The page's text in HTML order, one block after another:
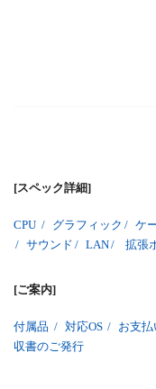
[スペック詳細]
CPU / グラフィック / ケ
/ サウンド / LAN/ 拡張
[ご案内]
付属品 / 対応OS / お支
収書のご発行